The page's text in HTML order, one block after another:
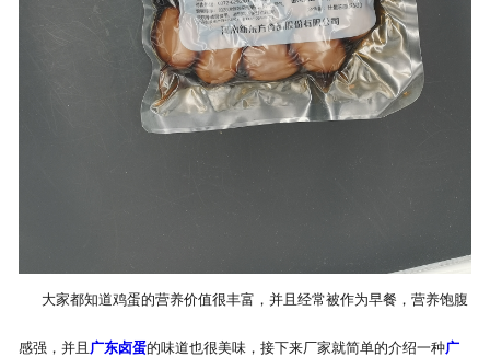
- 广东盐焗味卤蛋
- 广东泡椒味卤蛋
广东茶香味卤蛋
大家都知道鸡蛋的营养价值很丰富，并且经常被作为早餐，营养饱腹
感强，并且 广东卤蛋的味道也很美味，接下来厂家就简单的介绍一种广